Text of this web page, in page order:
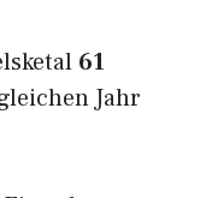
61
Jahr